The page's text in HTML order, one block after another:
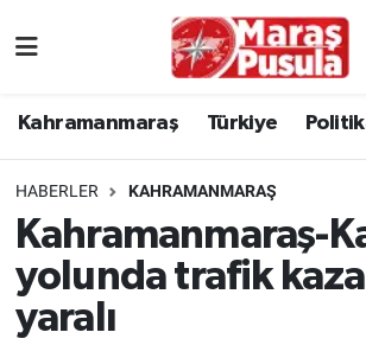
Kahramanmaraş Türkiye
HABERLER KAHRAMANMARAŞ
Kahramanmaraş-
yolunda trafik
yaralı
Politika
Ekonomi
İstanbul Trafik Yoğunluk
Süper Lig Puan Durumu ve Fikstür